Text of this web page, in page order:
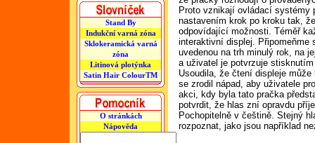
Stand By
Indukční varná zóna
Sklokeramická varná
zóna
Litinová plotýnka
Satin Hair ColourTM
O stránkách
Nápověda
Proto vznikají ovládací systémy
nastavením krok po kroku tak,
odpovídající možnosti. Téměř
interaktivní displej. Připomeňme
uvedenou na trh minulý rok, na
a uživatel je potvrzuje
Usoudila, že čtení displeje
se zrodil nápad, aby uživatele
akci, kdy byla tato pračka
potvrdit, že hlas zní opravdu
Pochopitelně v češtině. Stejný
rozpoznat, jako jsou například